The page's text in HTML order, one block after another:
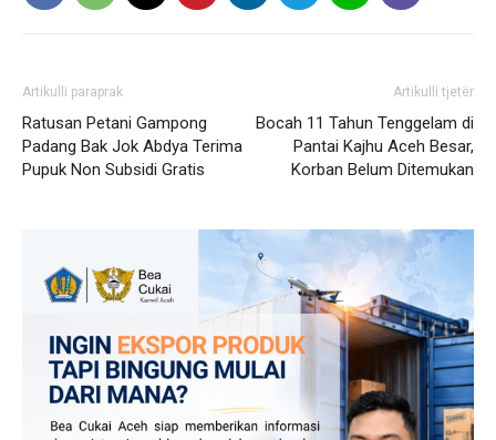
Artikulli paraprak
Ratusan Petani Gampong
Padang Bak Jok Abdya Terima
Pupuk Non Subsidi Gratis
Artikulli tjetër
Bocah 11 Tahun Tenggelam di
Pantai Kajhu Aceh Besar,
Korban Belum Ditemukan